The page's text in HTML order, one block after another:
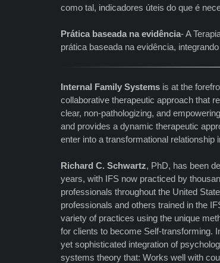
como tal, indicadores úteis do que é
Prática baseada na evidência- A
prática baseada na evidência,
Internal Family Systems is at the
collaborative therapeutic approach that
clear, non-pathologizing, and
and provides a dynamic therapeutic
enter into a transformational relationship
Richard C. Schwartz, PhD, has been
years, with IFS now practiced by
professionals throughout the United
professionals and others trained in the
variety of practices using the unique
for clients to become Self-transforming.
yet sophisticated integration of
systems theory that: Works well with